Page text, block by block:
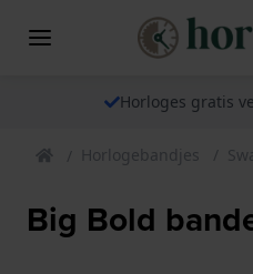
Horloges gratis
Horlogebandjes
Big Bold